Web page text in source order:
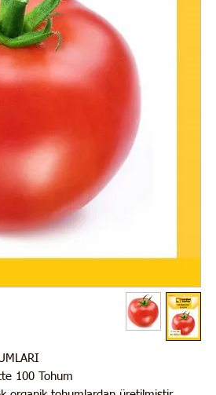
100 Tohum